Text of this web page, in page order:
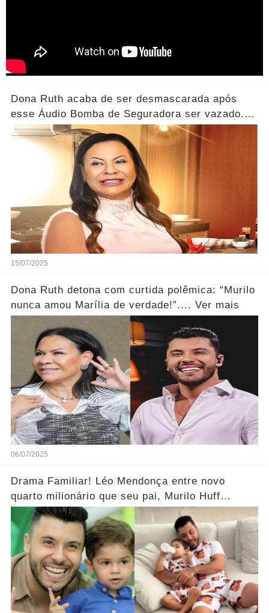
Dona Ruth acaba de ser desmascarada após
esse Áudio Bomba de Seguradora ser vazado...
Ver Mais
15/07/2025
Dona Ruth detona com curtida polêmica: “Murilo
nunca amou Marília de verdade!”.... Ver mais
06/07/2025
Drama Familiar! Léo Mendonça entre novo
quarto milionário que seu pai, Murilo Huff
prepara... Ver Mais